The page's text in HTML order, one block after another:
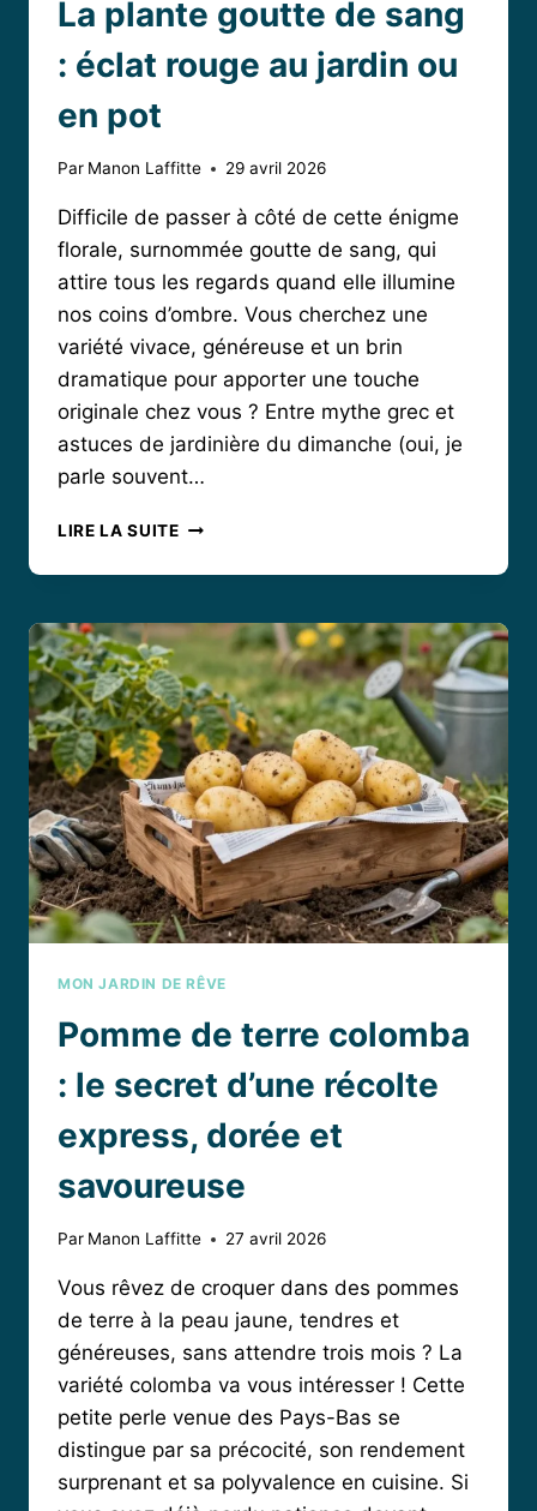
La plante goutte de sang
: éclat rouge au jardin ou
en pot
Par Manon Laffitte 29 avril 2026
Difficile de passer à côté de cette énigme
florale, surnommée goutte de sang, qui
attire tous les regards quand elle illumine
nos coins d’ombre. Vous cherchez une
variété vivace, généreuse et un brin
dramatique pour apporter une touche
originale chez vous ? Entre mythe grec et
astuces de jardinière du dimanche (oui, je
parle souvent…
LIRE LA SUITELA
GOUTTE
SANG
ÉCLAT
ROUGE
AU
JARDIN
OU
EN
POT
MON JARDIN DE RÊVE
Pomme de terre colomba
: le secret d’une récolte
express, dorée et
savoureuse
Par Manon Laffitte 27 avril 2026
Vous rêvez de croquer dans des pommes
de terre à la peau jaune, tendres et
généreuses, sans attendre trois mois ? La
variété colomba va vous intéresser ! Cette
petite perle venue des Pays-Bas se
distingue par sa précocité, son rendement
surprenant et sa polyvalence en cuisine. Si